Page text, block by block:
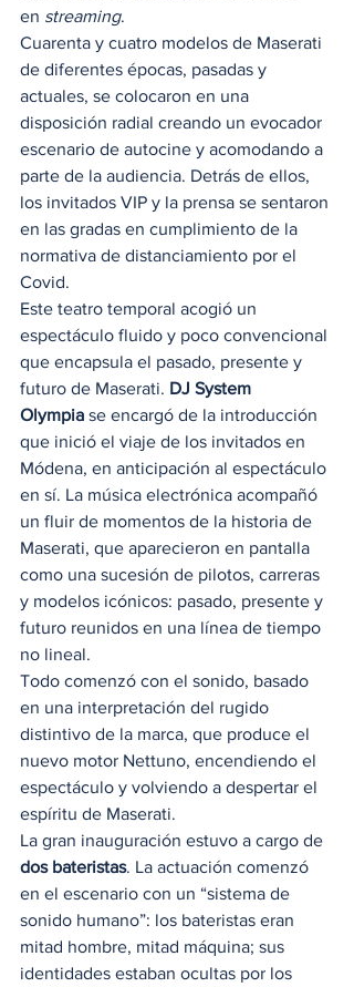
en streaming.
Cuarenta y cuatro modelos de Maserati
de diferentes épocas, pasadas y
actuales, se colocaron en una
disposición radial creando un evocador
escenario de autocine y acomodando a
parte de la audiencia. Detrás de ellos,
los invitados VIP y la prensa se sentaron
en las gradas en cumplimiento de la
normativa de distanciamiento por el
Covid.
Este teatro temporal acogió un
espectáculo fluido y poco convencional
que encapsula el pasado, presente y
futuro de Maserati. DJ System
Olympia se encargó de la introducción
que inició el viaje de los invitados en
Módena, en anticipación al espectáculo
en sí. La música electrónica acompañó
un fluir de momentos de la historia de
Maserati, que aparecieron en pantalla
como una sucesión de pilotos, carreras
y modelos icónicos: pasado, presente y
futuro reunidos en una línea de tiempo
no lineal.
Todo comenzó con el sonido, basado
en una interpretación del rugido
distintivo de la marca, que produce el
nuevo motor Nettuno, encendiendo el
espectáculo y volviendo a despertar el
espíritu de Maserati.
La gran inauguración estuvo a cargo de
dos bateristas. La actuación comenzó
en el escenario con un “sistema de
sonido humano”: los bateristas eran
mitad hombre, mitad máquina; sus
identidades estaban ocultas por los